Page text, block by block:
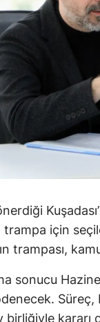
trampa için
trampası,
sonucu
Süreç,
birliğiyle kararı